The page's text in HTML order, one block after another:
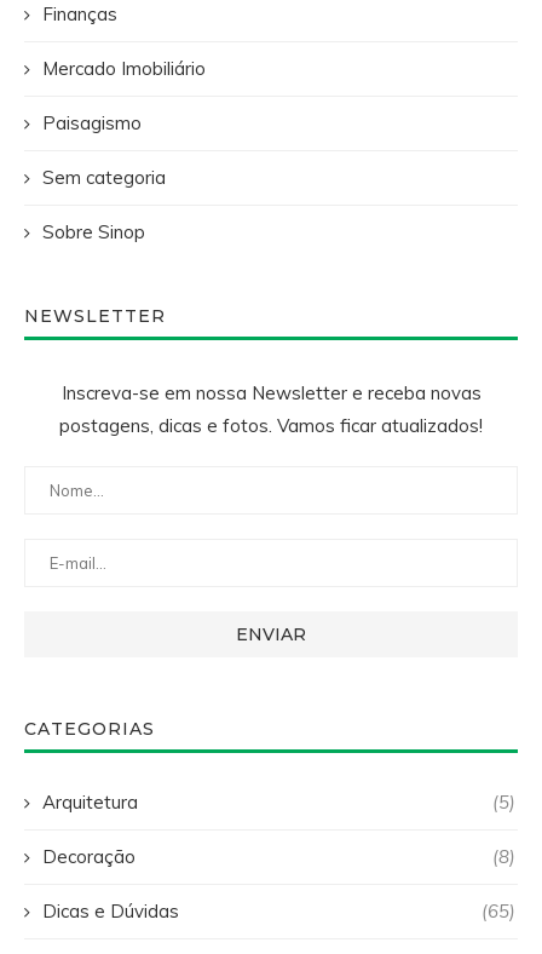
Finanças
Mercado Imobiliário
Paisagismo
Sem categoria
Sobre Sinop
NEWSLETTER
Inscreva-se em nossa Newsletter e receba novas
postagens, dicas e fotos. Vamos ficar atualizados!
CATEGORIAS
Arquitetura (5)
Decoração (8)
Dicas e Dúvidas (65)